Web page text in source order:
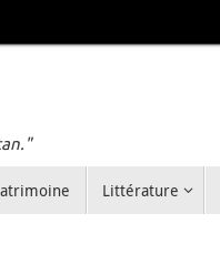
Littérature